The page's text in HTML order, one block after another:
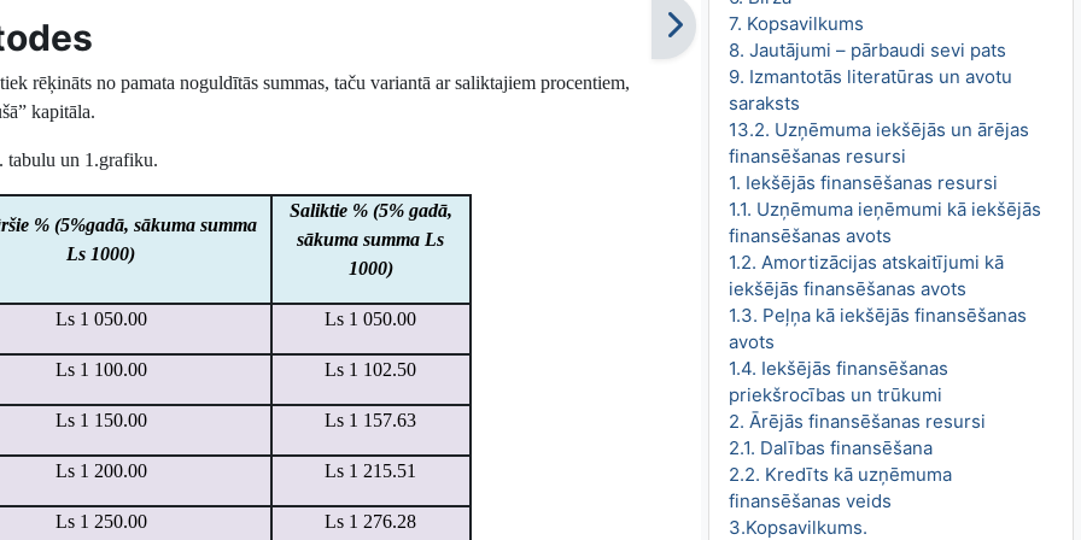
7. Kopsavilkums
8. Jautājumi – pārbaudi sevi pats
9. Izmantotās literatūras un avotu
saraksts
13.2. Uzņēmuma iekšējās un ārējas
finansēšanas resursi
1. Iekšējās finansēšanas resursi
1.1. Uzņēmuma ieņēmumi kā iekšējās
finansēšanas avots
1.2. Amortizācijas atskaitījumi kā
iekšējās finansēšanas avots
1.3. Peļņa kā iekšējās finansēšanas
avots
1.4. Iekšējās finansēšanas
priekšrocības un trūkumi
2. Ārējās finansēšanas resursi
2.1. Dalības finansēšana
2.2. Kredīts kā uzņēmuma
finansēšanas veids
3.Kopsavilkums.
rēķināts no pamata noguldītās summas, taču variantā ar saliktajiem procentiem,
kapitāla.
tabulu un 1.grafiku.
% (5%gadā, sākuma summa
Ls 1000)
Saliktie % (5% gadā,
sākuma summa Ls
1000)
Ls 1 050.00 Ls 1 050.00
Ls 1 100.00 Ls 1 102.50
Ls 1 150.00 Ls 1 157.63
Ls 1 200.00 Ls 1 215.51
Ls 1 250.00 Ls 1 276.28